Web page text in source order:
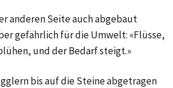
anderen Seite auch abgebaut
gefährlich für die Umwelt: «Flüsse,
und der Bedarf steigt.»
bis auf die Steine abgetragen